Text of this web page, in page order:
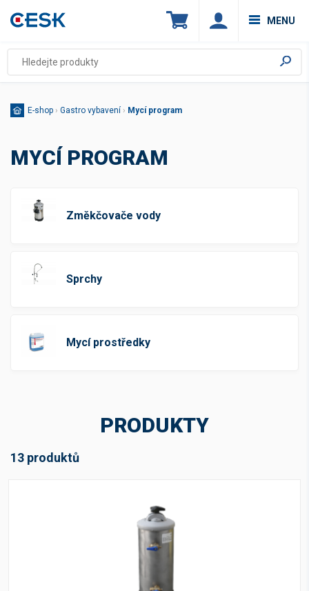
MENU
E-shop › Gastro vybavení › Mycí program
MYCÍ PROGRAM
Změkčovače vody
Sprchy
Mycí prostředky
PRODUKTY
13 produktů